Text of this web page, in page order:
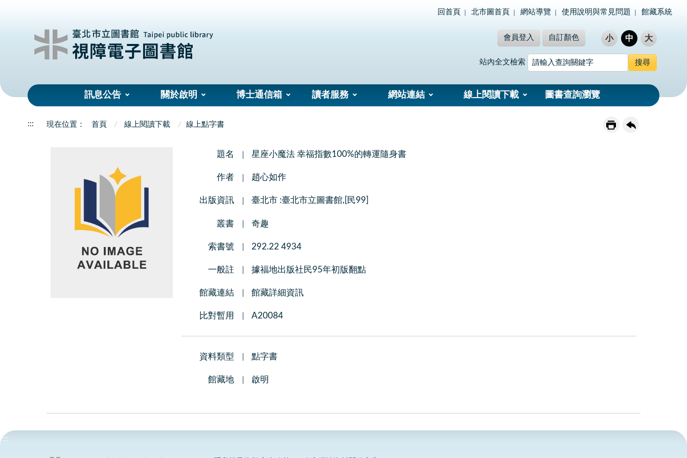
回首頁 北市圖首頁 網站導覽 使用說明與常見問題 館藏系統
會員登入 自訂顏色 小 中 大
站內全文檢索
訊息公告 關於啟明 博士通信箱 讀者服務 網站連結 線上閱讀下載 圖書查詢瀏覽
::: 首頁 線上閱讀下載 線上點字書
題名 星座小魔法 幸福指數100%的轉運隨身書
作者 趙心如作
出版資訊 臺北市 :臺北市立圖書館,[民99]
叢書 奇趣
索書號 292.22 4934
一般註 據福地出版社民95年初版翻點
館藏連結 館藏詳細資訊
比對暫用 A20084
資料類型 點字書
館藏地 啟明
:::